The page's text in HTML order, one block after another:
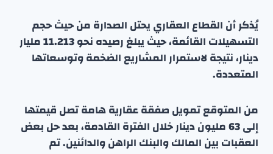
يُذكر أن القطاع العقاري يحتل الصدارة من حيث حجم
التسهيلات القائمة، حيث يبلغ رصيده نحو 11.213 مليار
دينار، نتيجة لاستمرار المشاريع الضخمة وتوسعاتها
المتعددة.
من المتوقع تمويل صفقة عقارية هامة تصل قيمتها
إلى 63 مليون دينار خلال الفترة القادمة، بعد حل بعض
العقبات بين المالك والبنك الراهن والدائنين. تم